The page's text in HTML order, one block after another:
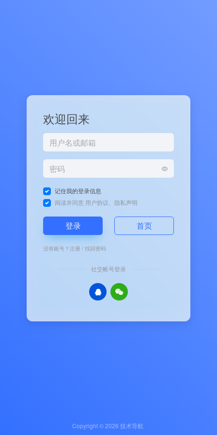
欢迎回来
记住我的登录信息
阅读并同意 用户协议 隐私声明
登录 首页
没有账号？注册/找回密码
社交帐号登录
Copyright © 2026 技术导航